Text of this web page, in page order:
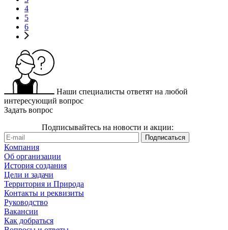
4
5
6
Наши специалисты ответят на любой
интересующий вопрос
Задать вопрос
Подписывайтесь на новости и акции:
Компания
Об организации
История создания
Цели и задачи
Территория и Природа
Контакты и реквизиты
Руководство
Вакансии
Как добраться